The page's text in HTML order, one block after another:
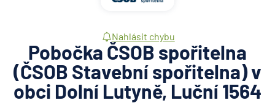
Nahlásit chybu
Pobočka ČSOB spořitelna
(ČSOB Stavební spořitelna) v
obci Dolní Lutyně, Luční 1564